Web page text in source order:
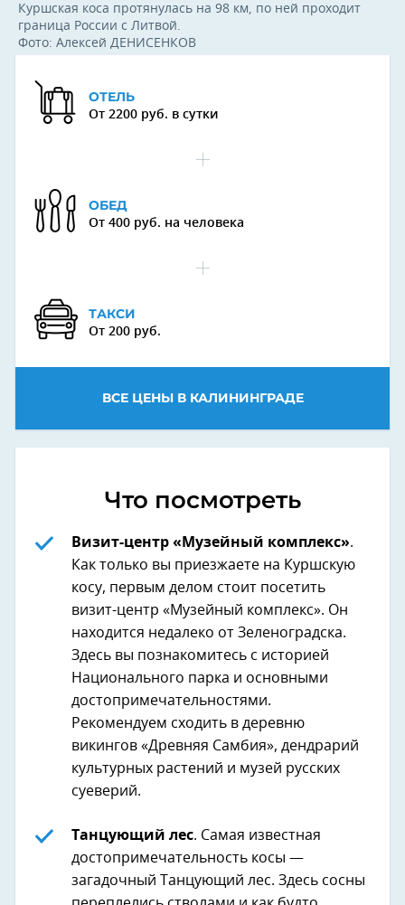
Куршская коса протянулась на 98 км, по ней проходит
граница России с Литвой.
Фото: Алексей ДЕНИСЕНКОВ
ОТЕЛЬ
От 2200 руб. в сутки
ОБЕД
От 400 руб. на человека
ТАКСИ
От 200 руб.
ВСЕ ЦЕНЫ В КАЛИНИНГРАДЕ
Что посмотреть
Визит-центр «Музейный комплекс».
Как только вы приезжаете на Куршскую
косу, первым делом стоит посетить
визит-центр «Музейный комплекс». Он
находится недалеко от Зеленоградска.
Здесь вы познакомитесь с историей
Национального парка и основными
достопримечательностями.
Рекомендуем сходить в деревню
викингов «Древняя Самбия», дендрарий
культурных растений и музей русских
суеверий.
Танцующий лес. Самая известная
достопримечательность косы —
загадочный Танцующий лес. Здесь сосны